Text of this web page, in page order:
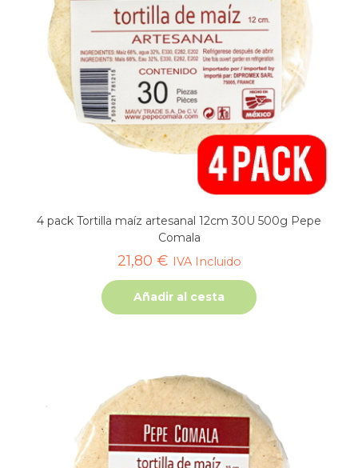
4 pack Tortilla maíz artesanal 12cm 30U 500g Pepe
Comala
21,80 € IVA Incluido
Añadir al cesta